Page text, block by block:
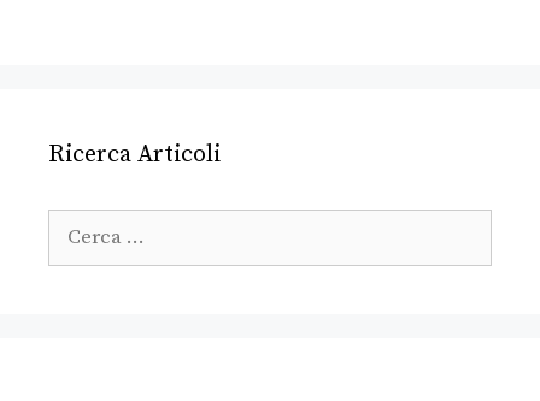
Ricerca Articoli